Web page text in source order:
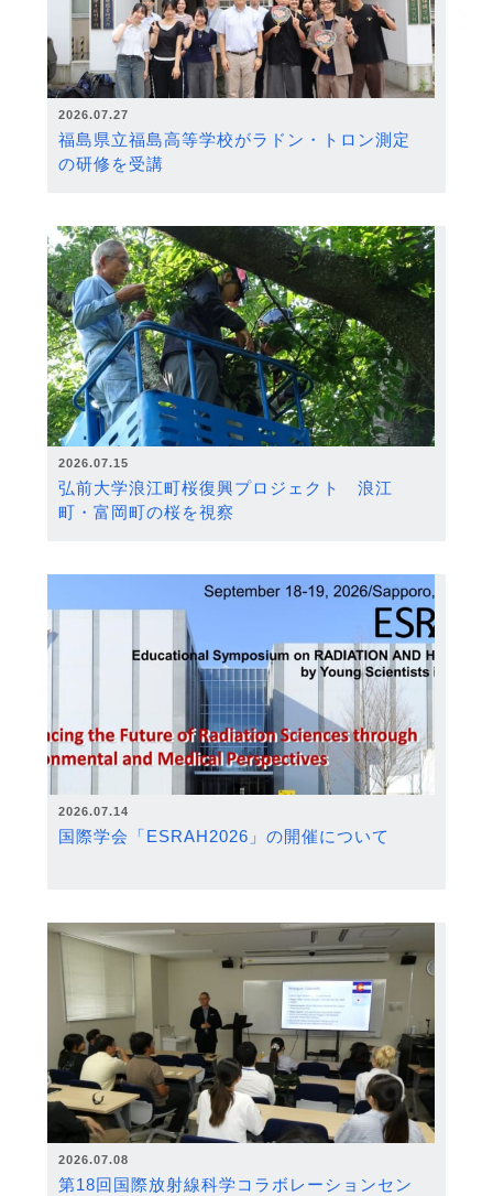
2026.07.27
福島県立福島高等学校がラドン・トロン測定
の研修を受講
2026.07.15
弘前大学浪江町桜復興プロジェクト 浪江
町・富岡町の桜を視察
2026.07.14
国際学会「ESRAH2026」の開催について
2026.07.08
第18回国際放射線科学コラボレーションセン